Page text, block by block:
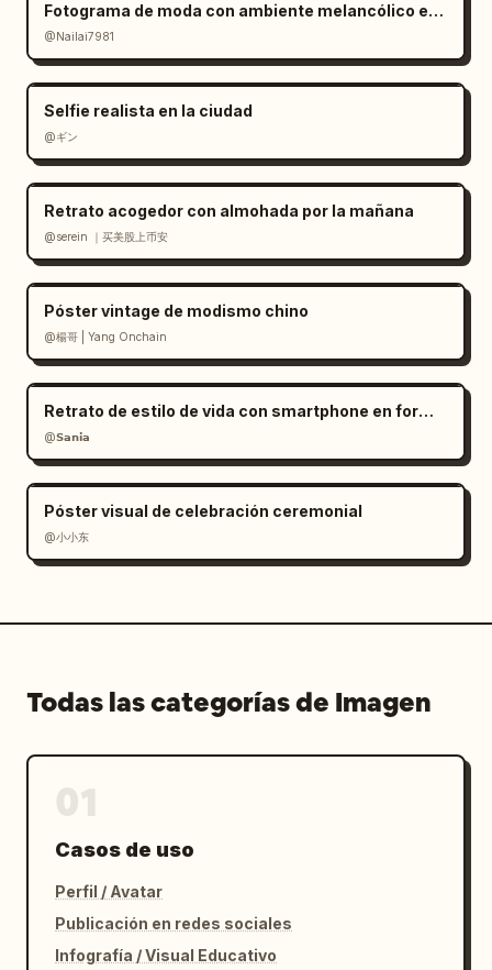
Fotograma de moda con ambiente melancólico en salar
@Nailai7981
Selfie realista en la ciudad
@ギン
Retrato acogedor con almohada por la mañana
@serein ｜买美股上币安
Póster vintage de modismo chino
@楊哥 | Yang Onchain
Retrato de estilo de vida con smartphone en formato RAW
@𝗦𝗮𝗻𝗶𝗮
Póster visual de celebración ceremonial
@小小东
Todas las categorías de Imagen
Casos de uso
Perfil / Avatar
Publicación en redes sociales
Infografía / Visual Educativo